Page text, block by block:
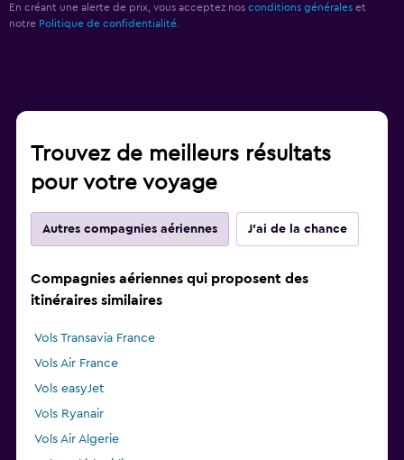
En créant une alerte de prix, vous acceptez nos conditions générales et
notre Politique de confidentialité.
Trouvez de meilleurs résultats
pour votre voyage
Autres compagnies aériennes J'ai de la chance
Compagnies aériennes qui proposent des
itinéraires similaires
Vols Transavia France
Vols Air France
Vols easyJet
Vols Ryanair
Vols Air Algerie